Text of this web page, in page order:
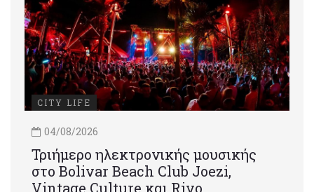
CITY LIFE
04/08/2026
Τριήμερο ηλεκτρονικής μουσικής
στο Bolivar Beach Club Joezi,
Vintage Culture και Rivo